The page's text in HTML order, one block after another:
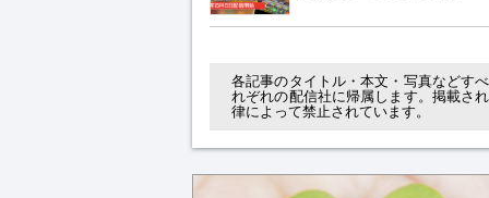
各記事のタイトル・本文・写真などす
れぞれの配信社に帰属します。掲載さ
律によって禁止されています。